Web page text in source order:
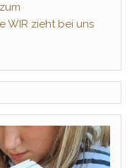
WIR zieht bei uns